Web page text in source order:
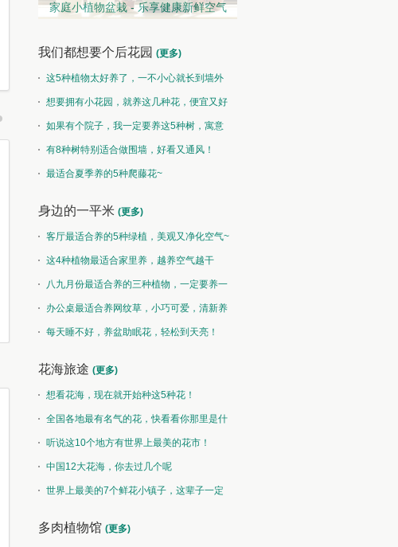
水光潋滟花方好,山色空蒙枝亦奇
家庭小植物盆栽 - 乐享健康新鲜空气
我们都想要个后花园 (更多)
这5种植物太好养了，一不小心就长到墙外
了~想要拥有小花园，就养这几种花，便宜又好
养！如果有个院子，我一定要养这5种树，寓意
特别好！
有8种树特别适合做围墙，好看又通风！
最适合夏季养的5种爬藤花~
身边的一平米 (更多)
客厅最适合养的5种绿植，美观又净化空气~
这4种植物最适合家里养，越养空气越干
净！八九月份最适合养的三种植物，一定要养一
盆呀~
办公桌最适合养网纹草，小巧可爱，清新养
眼！每天睡不好，养盆助眠花，轻松到天亮！
花海旅途 (更多)
想看花海，现在就开始种这5种花！
全国各地最有名气的花，快看看你那里是什
么花儿！
听说这10个地方有世界上最美的花市！
中国12大花海，你去过几个呢
世界上最美的7个鲜花小镇子，这辈子一定
多肉植物馆 (更多)